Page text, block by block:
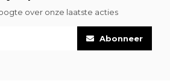
over onze laatste acties
Abonneer